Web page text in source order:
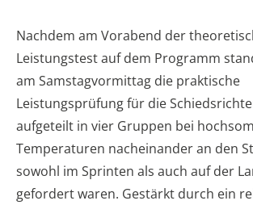
Nachdem am Vorabend der
Leistungstest auf dem Programm
am Samstagvormittag die praktische
Leistungsprüfung für die
aufgeteilt in vier Gruppen bei
Temperaturen nacheinander an den
sowohl im Sprinten als auch auf der
gefordert waren. Gestärkt durch ein